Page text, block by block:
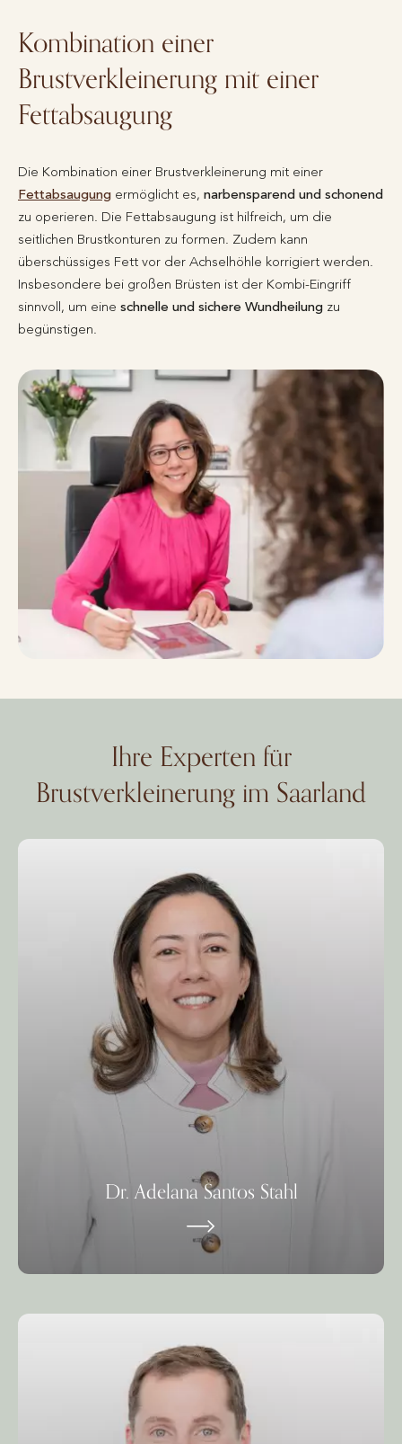
Kombination einer
Brustverkleinerung mit einer
Fettabsaugung
Die Kombination einer Brustverkleinerung mit einer
Fettabsaugung ermöglicht es, narbensparend und schonend
zu operieren. Die Fettabsaugung ist hilfreich, um die
seitlichen Brustkonturen zu formen. Zudem kann
überschüssiges Fett vor der Achselhöhle korrigiert werden.
Insbesondere bei großen Brüsten ist der Kombi-Eingriff
sinnvoll, um eine schnelle und sichere Wundheilung zu
begünstigen.
Ihre Experten für
Brustverkleinerung im Saarland
Dr. Adelana Santos Stahl